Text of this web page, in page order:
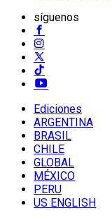
síguenos
Ediciones
ARGENTINA
BRASIL
CHILE
GLOBAL
MÉXICO
PERU
US ENGLISH